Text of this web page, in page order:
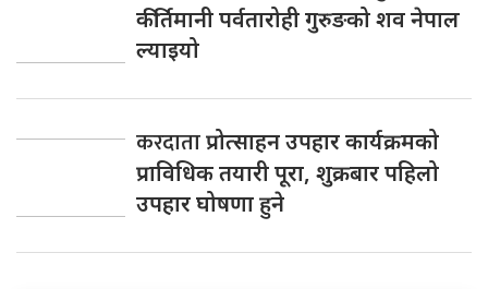
कीर्तिमानी पर्वतारोही गुरुङको शव नेपाल
ल्याइयो
करदाताप्रोत्साहन उपहार कार्यक्रमको
प्राविधिक तयारी पूरा, शुक्रबार पहिलो
उपहार घोषणा हुने